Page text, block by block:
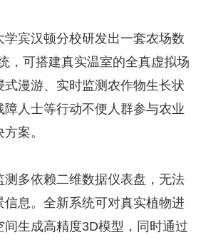
学宾汉顿分校研发出一套农场数
，可搭建真实温室的全真虚拟场
式漫游、实时监测农作物生长状
障人士等行动不便人群参与农业
案。
测多依赖二维数据仪表盘，无法
信息。全新系统可对真实植物进
间生成高精度3D模型，同时通过